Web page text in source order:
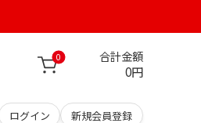
0 合計金額
0円
ログイン 新規会員登録